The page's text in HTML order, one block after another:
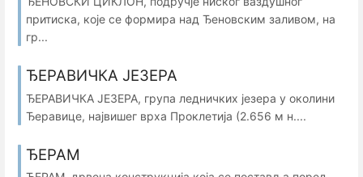
притиска, које се формира над Ђеновским заливом, на
гр...
ЂЕРАВИЧКА ЈЕЗЕРА
ЂЕРАВИЧКА ЈЕЗЕРА, група ледничких језера у околини
Ђеравице, највишег врха Проклетија (2.656 м н....
ЂЕРАМ